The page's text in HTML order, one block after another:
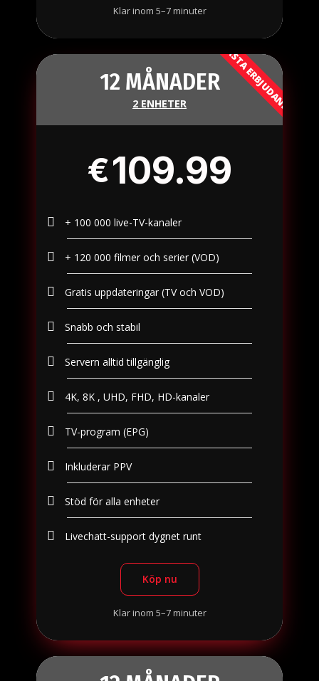
Klar inom 5–7 minuter
12 MÅNADER
2 ENHETER
€109.99
+ 100 000 live-TV-kanaler​
+ 120 000 filmer och serier (VOD)​
Gratis uppdateringar (TV och VOD)
Snabb och stabil
Servern alltid tillgänglig
4K, 8K , UHD, FHD, HD-kanaler
TV-program (EPG)
Inkluderar PPV
Stöd för alla enheter
Livechatt-support dygnet runt
Köp nu
Klar inom 5–7 minuter
BÄSTA ERBJUDANDE